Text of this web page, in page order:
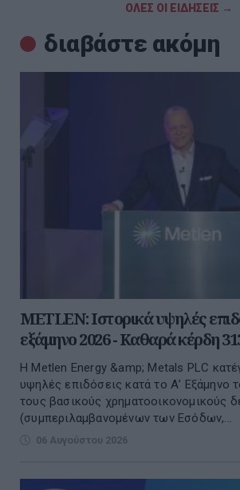
ΟΛΕΣ ΟΙ ΕΙΔΗΣΕΙΣ →
διαβάστε ακόμη
METLEN: Iστορικά υψηλές
εξάμηνο 2026 - Kαθαρά κέρδη
Η Metlen Energy &amp; Metals PLC
υψηλές επιδόσεις κατά το Α’ Εξάμηνο
τους βασικούς χρηματοοικονομικούς
(συμπεριλαμβανομένων των Εσόδων,...
06 Αυγούστου 2026